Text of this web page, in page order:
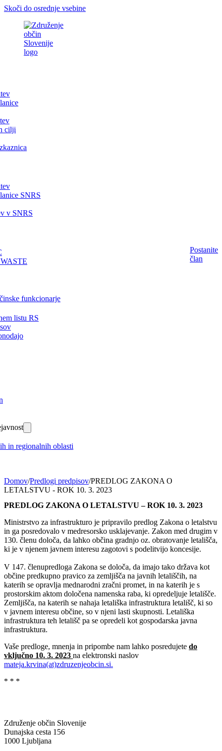
Skoči do osrednje vsebine
cilji
SNRS
v SNRS
funkcionarje
listu RS
in regionalnih oblasti
Postanite
član
Domov/Predlogi predpisov/PREDLOG ZAKONA O
LETALSTVU - ROK 10. 3. 2023
PREDLOG ZAKONA O LETALSTVU – ROK 10. 3. 2023
Ministrstvo za infrastrukturo je pripravilo predlog Zakona o letalstvu
in ga posredovalo v medresorsko usklajevanje. Zakon med drugim v
130. členu določa, da lahko občina gradnjo oz. obratovanje letališča,
ki je v njenem javnem interesu zagotovi s podelitvijo koncesije.
V 147. členupredloga Zakona se določa, da imajo tako država kot
občine predkupno pravico za zemljišča na javnih letališčih, na
katerih se opravlja mednarodni zračni promet, in na katerih je s
prostorskim aktom določena namenska raba, ki opredeljuje letališče.
Zemljišča, na katerih se nahaja letališka infrastruktura letališč, ki so
v javnem interesu občine, so v njeni lasti skupnosti. Letališka
infrastruktura teh letališč pa se opredeli kot gospodarska javna
infrastruktura.
Vaše predloge, mnenja in pripombe nam lahko posredujete do
vključno 10. 3. 2023 na elektronski naslov
mateja.krvina(at)zdruzenjeobcin.si.
* * *
Združenje občin Slovenije
Dunajska cesta 156
1000 Ljubljana